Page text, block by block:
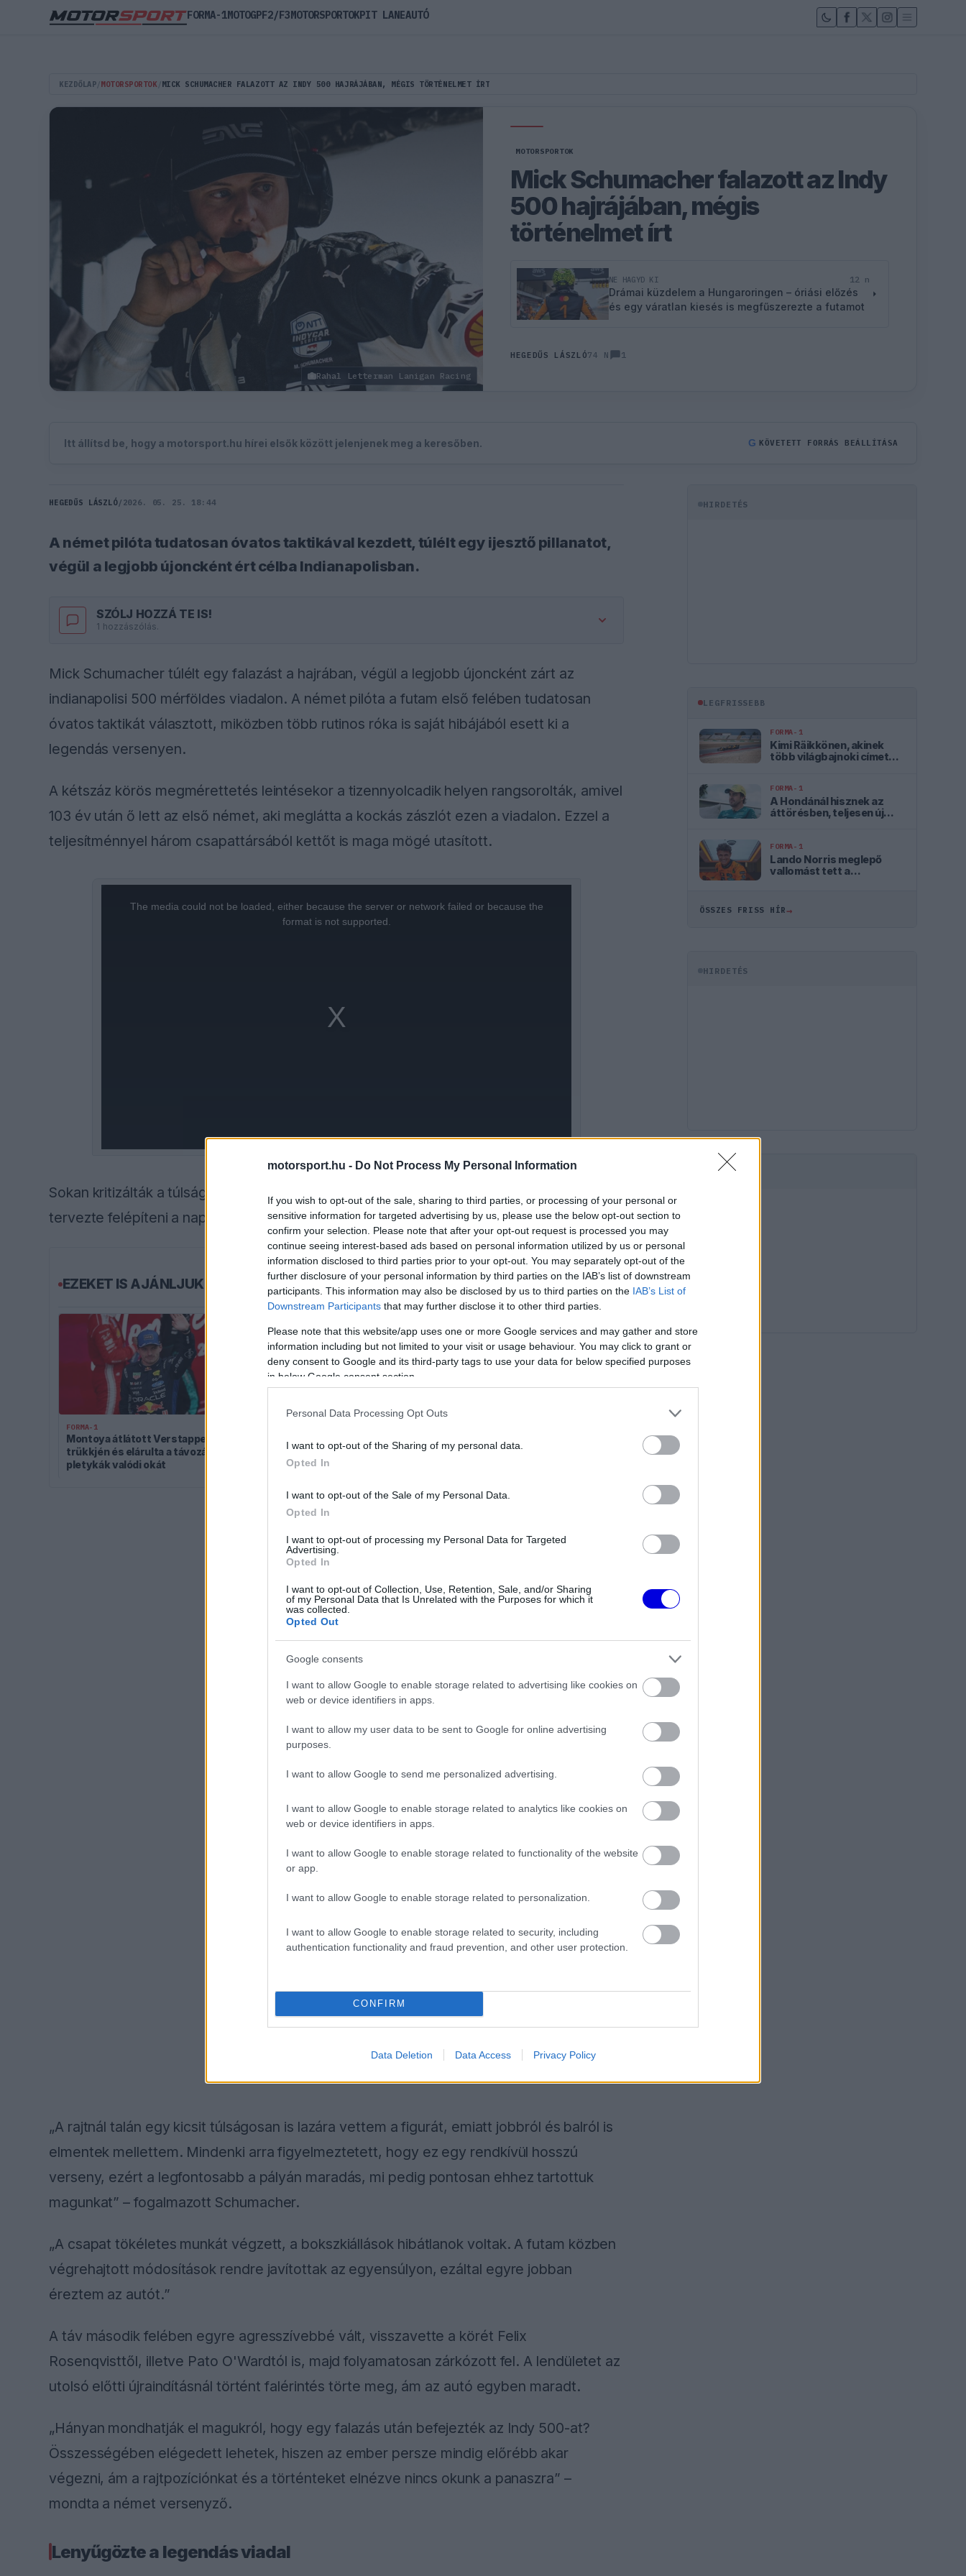
motorsport.hu - Do Not Process My Personal Information
If you wish to opt-out of the sale, sharing to third parties, or processing of your personal or
sensitive information for targeted advertising by us, please use the below opt-out section to
confirm your selection. Please note that after your opt-out request is processed you may
continue seeing interest-based ads based on personal information utilized by us or personal
information disclosed to third parties prior to your opt-out. You may separately opt-out of the
further disclosure of your personal information by third parties on the IAB’s list of downstream
participants. This information may also be disclosed by us to third parties on the IAB’s List of
Downstream Participants that may further disclose it to other third parties.
Please note that this website/app uses one or more Google services and may gather and store
information including but not limited to your visit or usage behaviour. You may click to grant or
deny consent to Google and its third-party tags to use your data for below specified purposes
in below Google consent section.
Personal Data Processing Opt Outs
I want to opt-out of the Sharing of my personal data.
Opted In
I want to opt-out of the Sale of my Personal Data.
Opted In
I want to opt-out of processing my Personal Data for Targeted
Advertising.
Opted In
I want to opt-out of Collection, Use, Retention, Sale, and/or Sharing
of my Personal Data that Is Unrelated with the Purposes for which it
was collected.
Opted Out
Google consents
I want to allow Google to enable storage related to advertising like cookies on
web or device identifiers in apps.
I want to allow my user data to be sent to Google for online advertising
purposes.
I want to allow Google to send me personalized advertising.
I want to allow Google to enable storage related to analytics like cookies on
web or device identifiers in apps.
I want to allow Google to enable storage related to functionality of the website
or app.
I want to allow Google to enable storage related to personalization.
I want to allow Google to enable storage related to security, including
authentication functionality and fraud prevention, and other user protection.
CONFIRM
Data Deletion Data Access Privacy Policy
KEZDŐLAP MOTORSPORTOK MICK SCHUMACHER FALAZOTT AZ INDY 500 HAJRÁJÁBAN, MÉGIS TÖRTÉNELMET ÍRT
Rahal Letterman Lanigan Racing
MOTORSPORTOK
Mick Schumacher falazott az Indy
500 hajrájában, mégis
történelmet írt
NE HAGYD KI 12 n
Drámai küzdelem a Hungaroringen – óriási előzés
és egy váratlan kiesés is megfűszerezte a futamot
HEGEDŰS LÁSZLÓ74 N 1
Itt állítsd be, hogy a motorsport.hu hírei elsők között jelenjenek meg a keresőben. G KÖVETETT FORRÁS BEÁLLÍTÁSA
HEGEDŰS LÁSZLÓ/ 2026. 05. 25. 18:44
A német pilóta tudatosan óvatos taktikával kezdett, túlélt egy ijesztő pillanatot,
végül a legjobb újoncként ért célba Indianapolisban.
SZÓLJ HOZZÁ TE IS!
1 hozzászólás.
Mick Schumacher túlélt egy falazást a hajrában, végül a legjobb újoncként zárt az
indianapolisi 500 mérföldes viadalon. A német pilóta a futam első felében tudatosan
óvatos taktikát választott, miközben több rutinos róka is saját hibájából esett ki a
legendás versenyen.
A kétszáz körös megmérettetés leintésekor a tizennyolcadik helyen rangsorolták, amivel
103 év után ő lett az első német, aki meglátta a kockás zászlót ezen a viadalon. Ezzel a
teljesítménnyel három csapattársából kettőt is maga mögé utasított.
The media could not be loaded, either because the server or network failed or because the
format is not supported.
Sokan kritizálták a túlságosan visszafogott kezdés miatt, ő maga azonban pontosan így
tervezte felépíteni a napot.
EZEKET IS AJÁNLJUK
FORMA-1
Montoya átlátott Verstappen
trükkjén és elárulta a távozási
pletykák valódi okát
Esteban Ocon Aston Martinhoz
igazolását
miközben baljós árnyak vetülnek
„A rajtnál talán egy kicsit túlságosan is lazára vettem a figurát, emiatt jobbról és balról is
elmentek mellettem. Mindenki arra figyelmeztetett, hogy ez egy rendkívül hosszú
verseny, ezért a legfontosabb a pályán maradás, mi pedig pontosan ehhez tartottuk
magunkat” – fogalmazott Schumacher.
„A csapat tökéletes munkát végzett, a bokszkiállások hibátlanok voltak. A futam közben
végrehajtott módosítások rendre javítottak az egyensúlyon, ezáltal egyre jobban
éreztem az autót.”
A táv második felében egyre agresszívebbé vált, visszavette a körét Felix
Rosenqvisttől, illetve Pato O'Wardtól is, majd folyamatosan zárkózott fel. A lendületet az
utolsó előtti újraindításnál történt falérintés törte meg, ám az autó egyben maradt.
„Hányan mondhatják el magukról, hogy egy falazás után befejezték az Indy 500-at?
Összességében elégedett lehetek, hiszen az ember persze mindig előrébb akar
végezni, ám a rajtpozíciónkat és a történteket elnézve nincs okunk a panaszra” –
mondta a német versenyző.
Lenyűgözte a legendás viadal
HIRDETÉS
LEGFRISSEBB
FORMA-1
Kimi Räikkönen, akinek
több világbajnoki címet
FORMA-1
A Hondánál hisznek az
áttörésben, teljesen új
Aston Martinnal
FORMA-1
Lando Norris meglepő
vallomást tett a
ÖSSZES FRISS HÍR→
HIRDETÉS
HIRDETÉS
FORMA-1MOTOGPF2/F3MOTORSPORTOKPIT LANEAUTÓ